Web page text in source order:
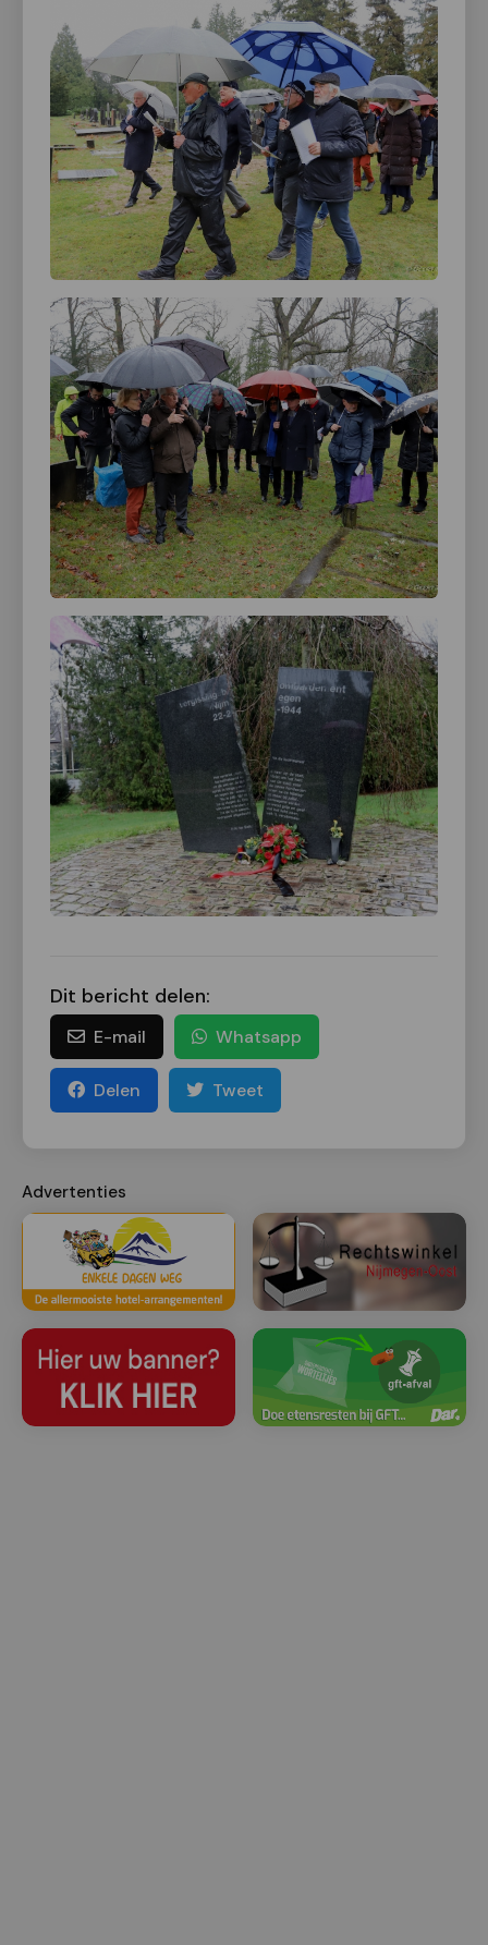
Dit bericht delen:
E-mail Whatsapp
Delen Tweet
Advertenties